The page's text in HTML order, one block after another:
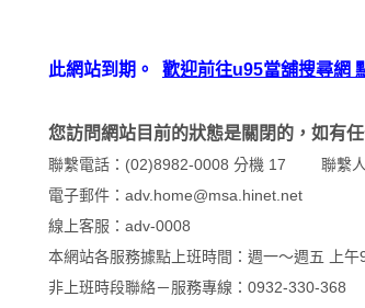
此網站到期。 歡迎前往u95當舖搜尋網
您訪問網站目前的狀態是關閉的，如有
聯繫電話：(02)8982-0008 分機 17 聯繫人
電子郵件：adv.home@msa.hinet.net
線上客服： adv-0008
本網站各服務據點上班時間：週一～週五 上
非上班時段聯絡－服務專線：0932-330-368